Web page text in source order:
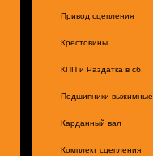
Привод сцепления
Крестовины
КПП и Раздатка в сб.
Подшипники выжимные
Карданный вал
Комплект сцепления